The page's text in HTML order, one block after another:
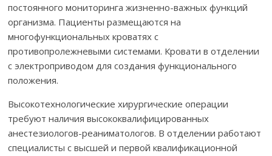
постоянного мониторинга жизненно-важных функций
организма. Пациенты размещаются на
многофункциональных кроватях с
противопролежневыми системами. Кровати в отделении
с электроприводом для создания функционального
положения.
Высокотехнологические хирургические операции
требуют наличия высококвалифицированных
анестезиологов-реаниматологов. В отделении работают
специалисты с высшей и первой квалификационной